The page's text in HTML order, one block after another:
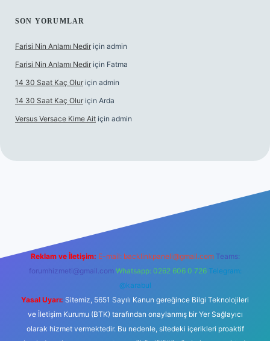
SON YORUMLAR
Farisi Nin Anlamı Nedir için admin
Farisi Nin Anlamı Nedir için Fatma
14 30 Saat Kaç Olur için admin
14 30 Saat Kaç Olur için Arda
Versus Versace Kime Ait için admin
Reklam ve İletişim: E-mail: backlinkpaneli@gmail.com Teams:
forumhizmeti@gmail.com Whatsapp: 0262 606 0 726 Telegram:
@karabul
Yasal Uyarı: Sitemiz, 5651 Sayılı Kanun gereğince Bilgi Teknolojileri
ve İletişim Kurumu (BTK) tarafından onaylanmış bir Yer Sağlayıcı
olarak hizmet vermektedir. Bu nedenle, sitedeki içerikleri proaktif